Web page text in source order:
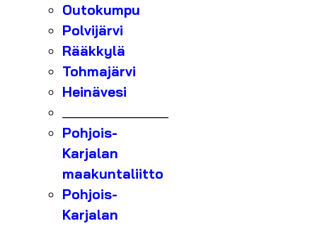
Outokumpu
Polvijärvi
Rääkkylä
Tohmajärvi
Heinävesi
Pohjois-
Karjalan
maakuntaliitto
Pohjois-
Karjalan